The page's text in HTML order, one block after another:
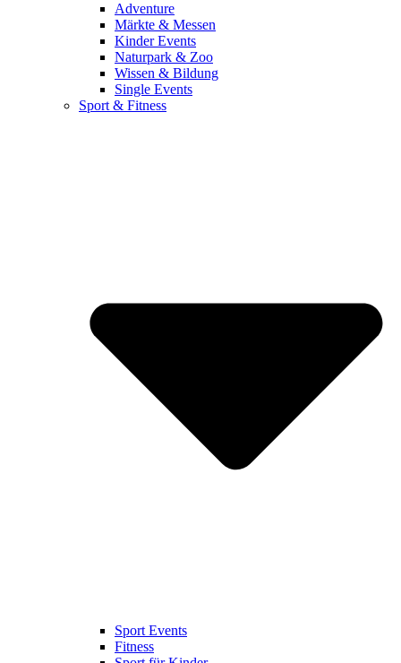
Adventure
Märkte & Messen
Kinder Events
Naturpark & Zoo
Wissen & Bildung
Single Events
Sport & Fitness
Sport Events
Fitness